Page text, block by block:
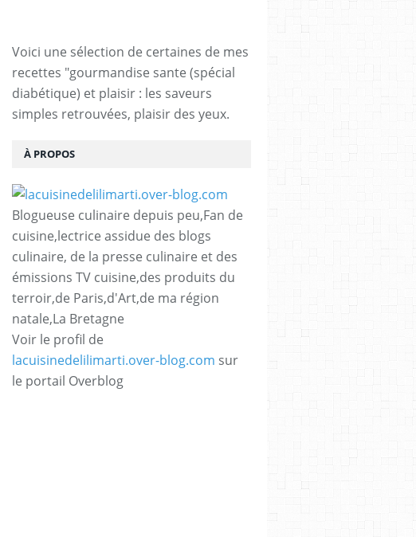
Voici une sélection de certaines de mes
recettes "gourmandise sante (spécial
diabétique) et plaisir : les saveurs
simples retrouvées, plaisir des yeux.
À PROPOS
Blogueuse culinaire depuis peu,Fan de
cuisine,lectrice assidue des blogs
culinaire, de la presse culinaire et des
émissions TV cuisine,des produits du
terroir,de Paris,d'Art,de ma région
natale,La Bretagne
Voir le profil de
lacuisinedelilimarti.over-blog.com sur
le portail Overblog